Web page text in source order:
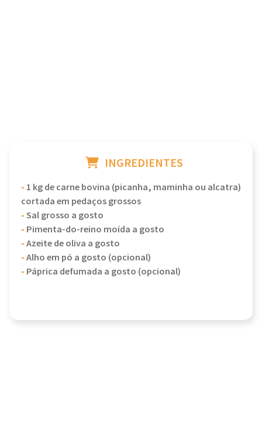
INGREDIENTES
- 1 kg de carne bovina (picanha, maminha ou alcatra)
cortada em pedaços grossos
-Sal grosso a gosto
- Pimenta-do-reino moída a gosto
-Azeite de oliva a gosto
-Alho em pó a gosto (opcional)
- Páprica defumada a gosto (opcional)